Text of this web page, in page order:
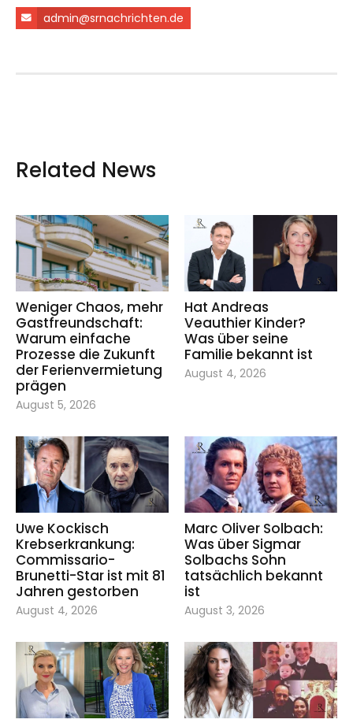
admin@srnachrichten.de
Related News
Weniger Chaos, mehr
Gastfreundschaft:
Warum einfache
Prozesse die Zukunft
der Ferienvermietung
prägen
August 5, 2026
Hat Andreas
Veauthier Kinder?
Was über seine
Familie bekannt ist
August 4, 2026
Uwe Kockisch
Krebserkrankung:
Commissario-
Brunetti-Star ist mit 81
Jahren gestorben
August 4, 2026
Marc Oliver Solbach:
Was über Sigmar
Solbachs Sohn
tatsächlich bekannt
ist
August 3, 2026